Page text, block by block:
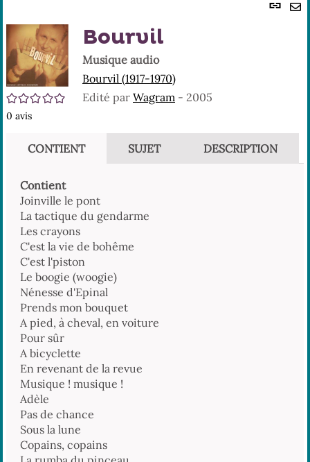
/5
0 avis
Bourvil
Musique audio
Bourvil (1917-1970)
Edité par Wagram - 2005
CONTIENT SUJET DESCRIPTION
Contient
Joinville le pont
La tactique du gendarme
Les crayons
C'est la vie de bohême
C'est l'piston
Le boogie (woogie)
Nénesse d'Epinal
Prends mon bouquet
A pied, à cheval, en voiture
Pour sûr
A bicyclette
En revenant de la revue
Musique ! musique !
Adèle
Pas de chance
Sous la lune
Copains, copains